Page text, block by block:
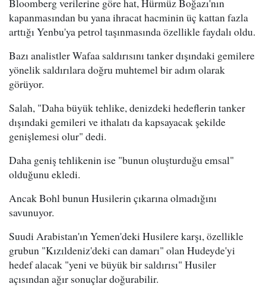
Bloomberg verilerine göre hat, Hürmüz Boğazı'nın
kapanmasından bu yana ihracat hacminin üç kattan fazla
arttığı Yenbu'ya petrol taşınmasında özellikle faydalı oldu.
Bazı analistler Wafaa saldırısını tanker dışındaki gemilere
yönelik saldırılara doğru muhtemel bir adım olarak
görüyor.
Salah, "Daha büyük tehlike, denizdeki hedeflerin tanker
dışındaki gemileri ve ithalatı da kapsayacak şekilde
genişlemesi olur" dedi.
Daha geniş tehlikenin ise "bunun oluşturduğu emsal"
olduğunu ekledi.
Ancak Bohl bunun Husilerin çıkarına olmadığını
savunuyor.
Suudi Arabistan'ın Yemen'deki Husilere karşı, özellikle
grubun "Kızıldeniz'deki can damarı" olan Hudeyde'yi
hedef alacak "yeni ve büyük bir saldırısı" Husiler
açısından ağır sonuçlar doğurabilir.